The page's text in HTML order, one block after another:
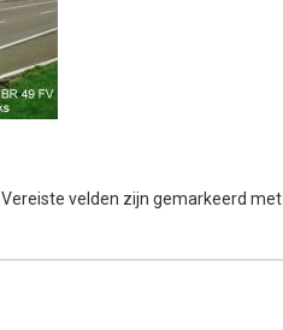
Vereiste velden zijn gemarkeerd met